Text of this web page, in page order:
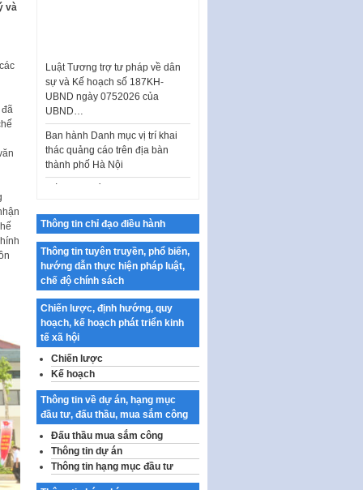
và
UBND ngày 0752026 của
UBND…
Ban hành Danh mục vị trí khai
thác quảng cáo trên địa bàn
thành phố Hà Nội
Kế hoạch Tổ chức Cuộc thi
chính luận về bảo vệ nền tảng tư
tưởng của Đảng…
phí xây dựng pháp luật, hoàn
thiện thể chế, chính…
Quy định về nghiên cứu, ứng
dụng khoa học, công nghệ, đổi
mới sáng tạo và chuyển…
Quy định chi tiết và hướng dẫn
thi hành một số điều của Luật Lý
lịch tư…
Sửa đổi, bổ sung một số nội
dung tại Nghị quyết số 30/NQ-
CP ngày 24 tháng 02…
Ban hành Chương trình hành
động của Chính phủ thực hiện
Nghị quyết số 02-NQ/TW ngày
17…
Thông tin chỉ đạo điều hành
Thông tin tuyên truyền, phổ biến,
hướng dẫn thực hiện pháp luật,
chế độ chính sách
Chiến lược, định hướng, quy
hoạch, kế hoạch phát triển kinh
tế xã hội
Chiến lược
Kế hoạch
Thông tin về dự án, hạng mục
đầu tư, đấu thầu, mua sắm công
Đấu thầu mua sắm công
Thông tin dự án
Thông tin hạng mục đầu tư